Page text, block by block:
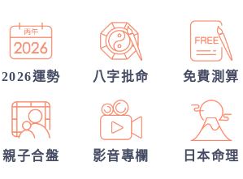
賦可能用過頭了 #shorts
越拼命反而越內耗？紫微這8
顆星，常燒光自己
05:36
40歲，人生努力全部歸零
——我打開命盤，看到了什
從姓名看你另一半的輪廓
你們的命盤合嗎？適合當夫妻？批婚配
指數
2026運勢 八字批命 免費測算
親子合盤 影音專欄 日本命理